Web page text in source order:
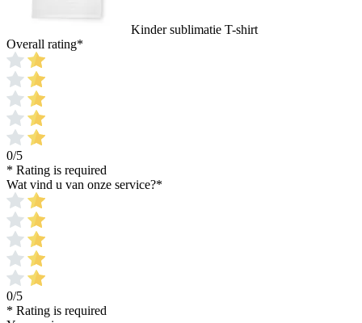
Kinder sublimatie T-shirt
Overall rating*
0/5
* Rating is required
Wat vind u van onze service?*
0/5
* Rating is required